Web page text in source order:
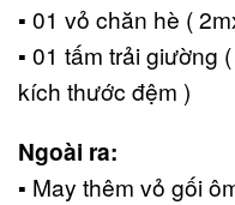
▪️ 01 vỏ chăn hè (
▪️ 01 tấm trải giường
kích thước đệm )
Ngoài ra:
▪️ May thêm vỏ gối